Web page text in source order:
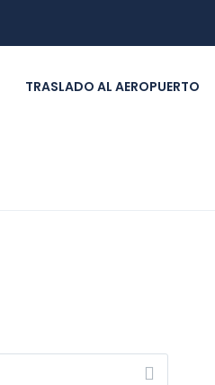
TRASLADO AL AEROPUERTO